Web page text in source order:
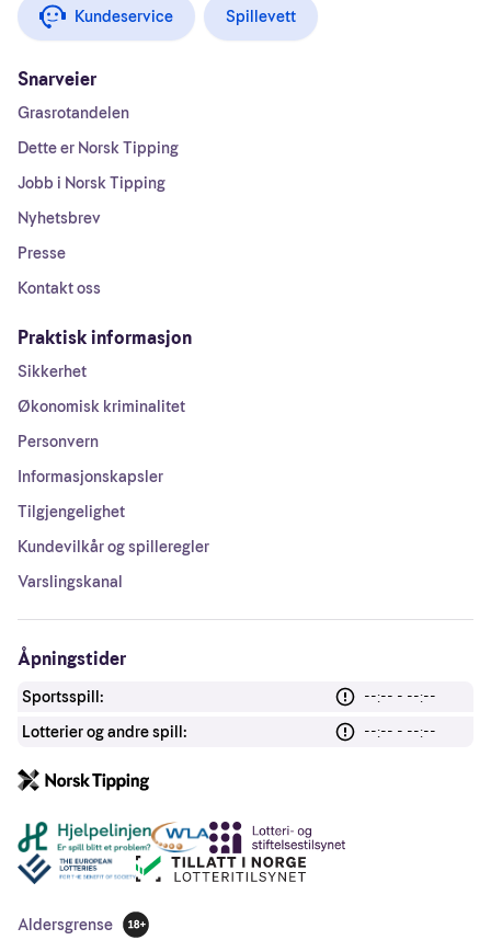
Kundeservice Spillevett
Snarveier
Grasrotandelen
Dette er Norsk Tipping
Jobb i Norsk Tipping
Nyhetsbrev
Presse
Kontakt oss
Praktisk informasjon
Sikkerhet
Økonomisk kriminalitet
Personvern
Informasjonskapsler
Tilgjengelighet
Kundevilkår og spilleregler
Varslingskanal
Åpningstider
Sportsspill:
--:-- - --:--
Lotterier og andre spill:
--:-- - --:--
Andre lenker
Aldersgrense
18 år